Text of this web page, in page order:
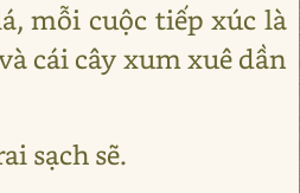
mỗi cuộc tiếp xúc là
cái cây xum xuê dần
sạch sẽ.